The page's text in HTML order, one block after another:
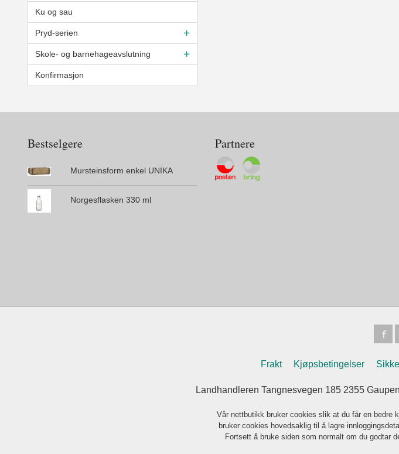
Ku og sau
Pryd-serien
Skole- og barnehageavslutning
Konfirmasjon
Bestselgere
Mursteinsform enkel UNIKA
Norgesflasken 330 ml
Partnere
Frakt Kjøpsbetingelser
Landhandleren Tangnesvegen 185 2355
Vår nettbutikk bruker cookies slik at du får en bedre
bruker cookies hovedsaklig til å lagre
Fortsett å bruke siden som normalt om du godtar